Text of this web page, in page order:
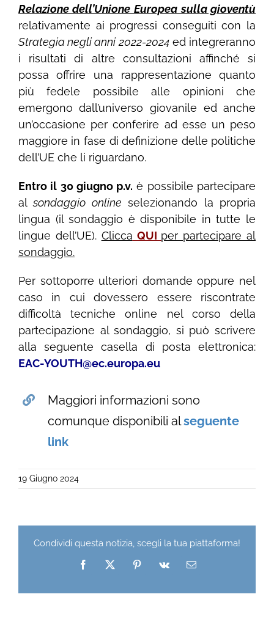
Relazione dell’Unione Europea sulla gioventù
relativamente ai progressi conseguiti con la
Strategia negli anni 2022-2024ed integreranno
i risultati di altre consultazioni affinché si
possa offrire una rappresentazione quanto
più fedele possibile alle opinioni che
emergono dall’universo giovanile ed anche
un’occasione per conferire ad esse un peso
maggiore in fase di definizione delle politiche
dell’UE che li riguardano.
Entro il 30 giugno p.v. è possibile partecipare
alsondaggio online selezionando la propria
lingua (il sondaggio è disponibile in tutte le
lingue dell’UE). Clicca QUI per partecipare al
sondaggio.
Per sottoporre ulteriori domande oppure nel
caso in cui dovessero essere riscontrate
difficoltà tecniche online nel corso della
partecipazione al sondaggio, si può scrivere
alla seguente casella di posta elettronica:
EAC-YOUTH@ec.europa.eu
Maggiori informazioni sono
comunque disponibili alseguente
link
19 Giugno 2024
Condividi questa notizia, scegli la tua piattaforma!
Facebook
X Pinterest
Vk Email